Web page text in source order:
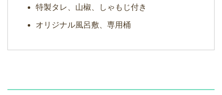
特製タレ、山椒、しゃもじ付き
オリジナル風呂敷、専用桶